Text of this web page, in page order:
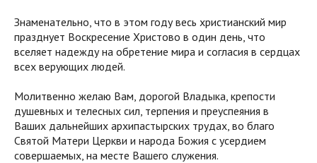
Знаменательно, что в этом году весь христианский мир
празднует Воскресение Христово в один день, что
вселяет надежду на обретение мира и согласия в сердцах
всех верующих людей.
Молитвенно желаю Вам, дорогой Владыка, крепости
душевных и телесных сил, терпения и преуспеяния в
Ваших дальнейших архипастырских трудах, во благо
Святой Матери Церкви и народа Божия с усердием
совершаемых, на месте Вашего служения.